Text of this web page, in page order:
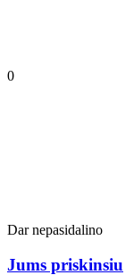
0
Dar nepasidalino
Jums priskinsiu